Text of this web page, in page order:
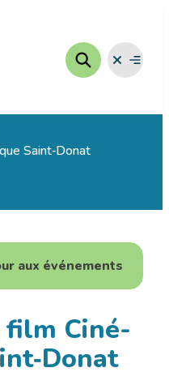
Fermer
le
Ouvrir
le
Saint‑Donat
aux événements
Ciné-